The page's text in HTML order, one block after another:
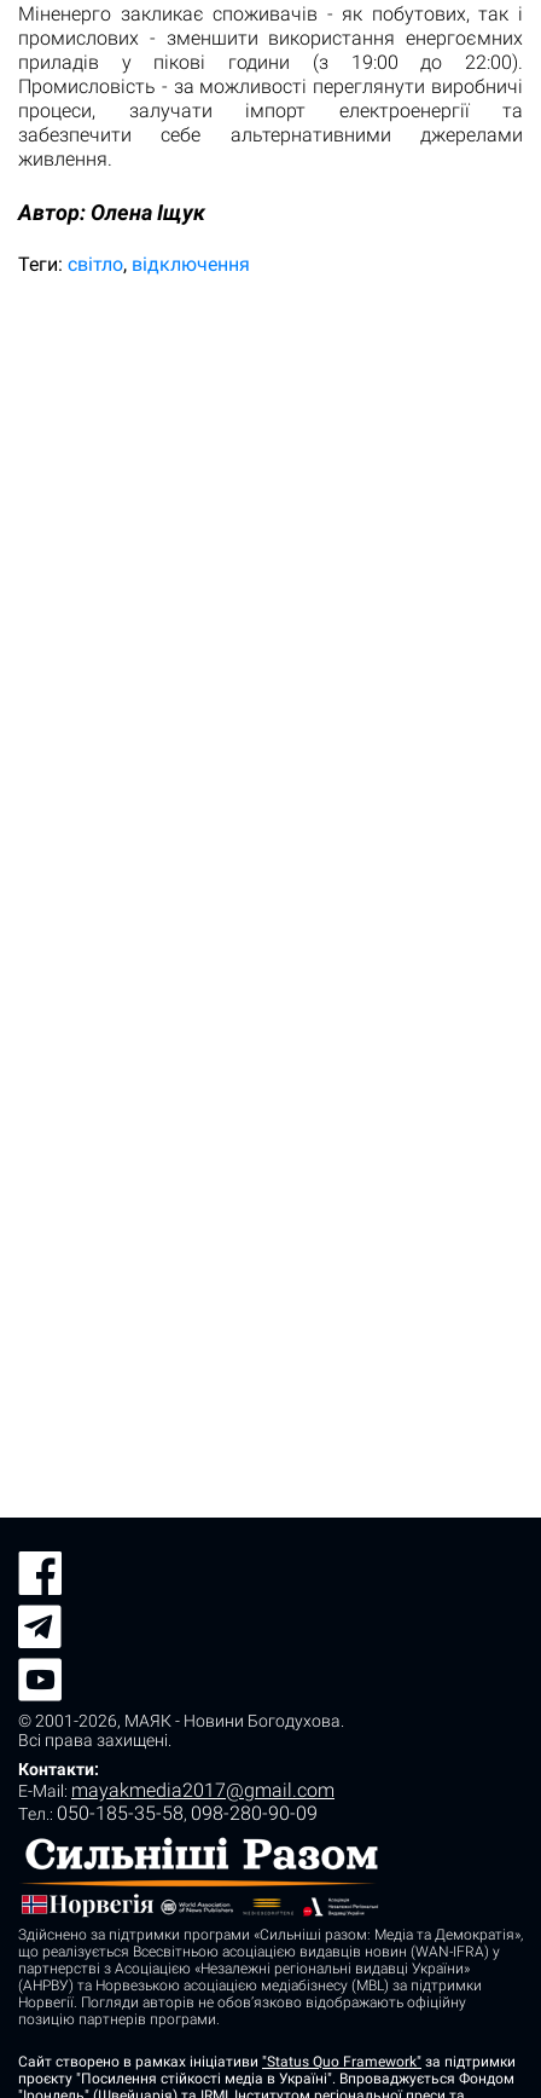
Міненерго закликає споживачів - як побутових, так і
промислових - зменшити використання енергоємних
приладів у пікові години (з 19:00 до 22:00).
Промисловість - за можливості переглянути виробничі
процеси, залучати імпорт електроенергії та
забезпечити себе альтернативними джерелами
живлення.
Автор:Олена Іщук
Теги: світло відключення
© 2001-2026, МАЯК - Новини Богодухова
Всі права захищені.
Контакти:
E-Mail: mayakmedia2017@gmail.com
Tел.: 050-185-35-58, 098-280-90-09
Здійснено за підтримки програми «Сильніші разом: Медіа та Демократія»,
що реалізується Всесвітньою асоціацією видавців новин (WAN-IFRA) у
партнерстві з Асоціацією «Незалежні регіональні видавці України»
(АНРВУ) та Норвезькою асоціацією медіабізнесу (MBL) за підтримки
Норвегії. Погляди авторів не обов’язково відображають офіційну
позицію партнерів програми.
Сайт створено в рамках ініціативи "Status Quo Framework" за підтримки
проєкту "Посилення стійкості медіа в Україні". Впроваджується Фондом